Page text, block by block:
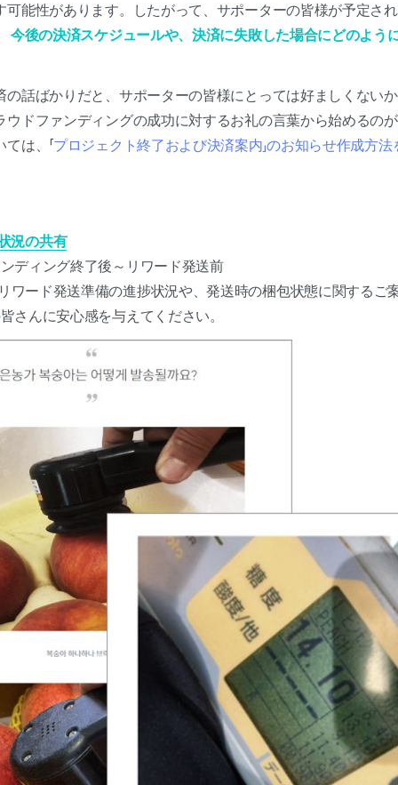
可能性があります。したがって、サポーターの皆様が予定さ
今後の決済スケジュールや、決済に失敗した場合にどのよう
の話ばかりだと、サポーターの皆様にとっては好ましくない
ウドファンディングの成功に対するお礼の言葉から始めるの
は、「プロジェクト終了および決済案内」のお知らせ作成方法
況の共有
ディング終了後～リワード発送前
ワード発送準備の進捗状況や、発送時の梱包状態に関するご
さんに安心感を与えてください。